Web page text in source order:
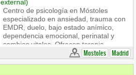
su bienestar emocional.
external)
Centro de psicología en Móstoles
especializado en ansiedad, trauma con
EMDR, duelo, bajo estado anímico,
dependencia emocional, perinatal y
cambios vitales. Ofrecen terapia
individual y en pareja, presencial y
online, con un enfoque cercano,
Mostoles Madrid